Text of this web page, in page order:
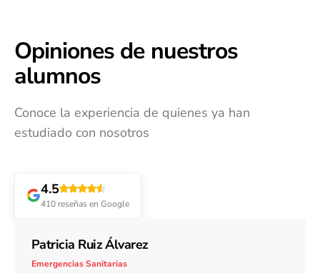
Opiniones de nuestros
alumnos
Conoce la experiencia de quienes ya han
estudiado con nosotros
4.5
410 reseñas en Google
Patricia Ruiz Álvarez
Emergencias Sanitarias